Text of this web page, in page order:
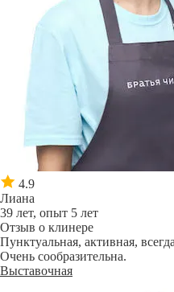
4.9
Лиана
39 лет, опыт 5 лет
Отзыв о клинере
Пунктуальная, активная,
Очень сообразительна.
Выставочная